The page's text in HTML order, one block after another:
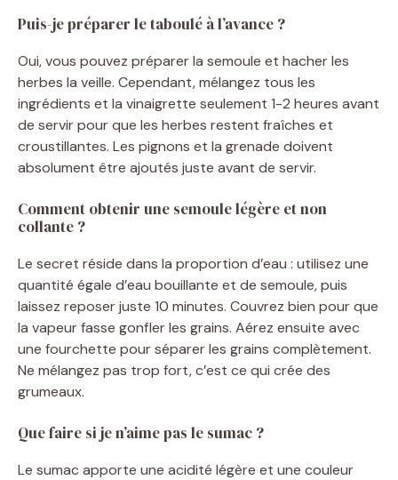
Puis-je préparer le taboulé à l’avance ?
Oui, vous pouvez préparer la semoule et hacher les
herbes la veille. Cependant, mélangez tous les
ingrédients et la vinaigrette seulement 1-2 heures avant
de servir pour que les herbes restent fraîches et
croustillantes. Les pignons et la grenade doivent
absolument être ajoutés juste avant de servir.
Comment obtenir une semoule légère et non
collante ?
Le secret réside dans la proportion d’eau : utilisez une
quantité égale d’eau bouillante et de semoule, puis
laissez reposer juste 10 minutes. Couvrez bien pour que
la vapeur fasse gonfler les grains. Aérez ensuite avec
une fourchette pour séparer les grains complètement.
Ne mélangez pas trop fort, c’est ce qui crée des
grumeaux.
Que faire si je n’aime pas le sumac ?
Le sumac apporte une acidité légère et une couleur